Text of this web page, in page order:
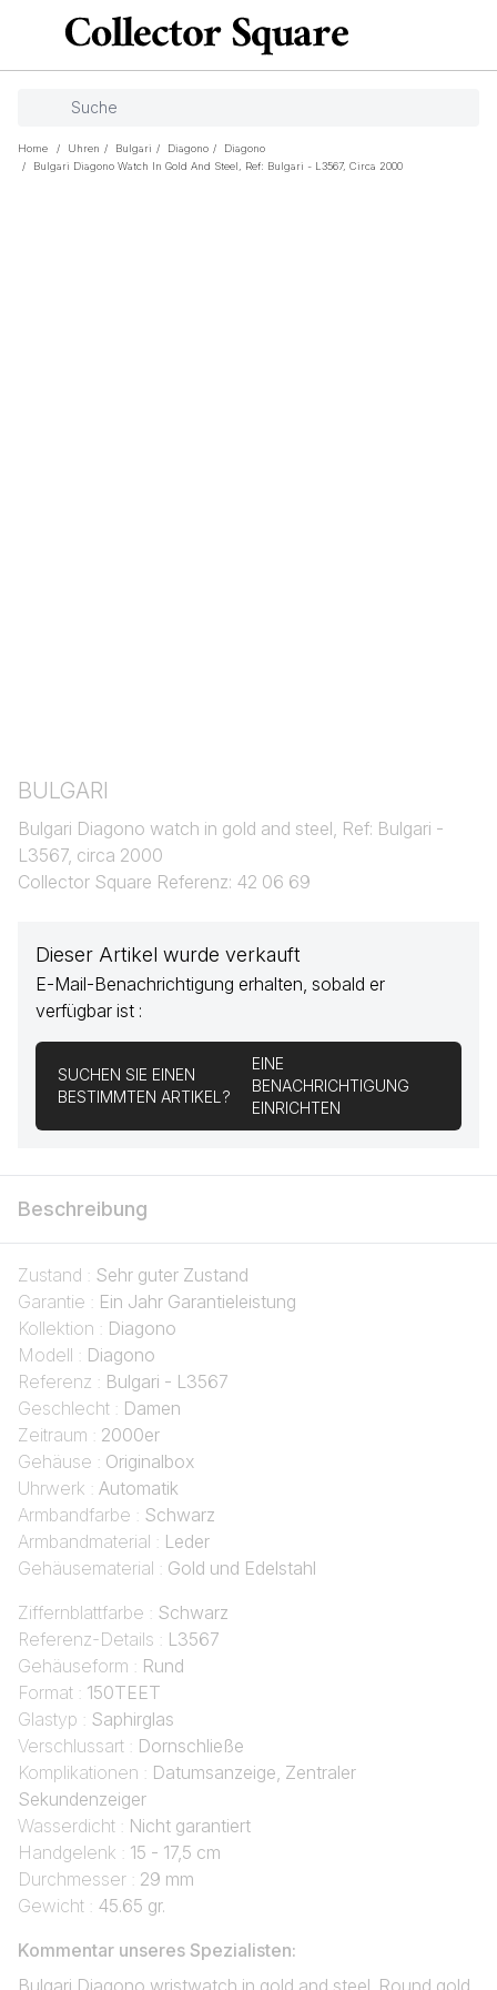
Home / Uhren / Bulgari / Diagono /
Diagono
/
Bulgari Diagono Watch In Gold And Steel, Ref: Bulgari - L3567, Circa 2000
BULGARI
Bulgari Diagono watch in gold and steel, Ref: Bulgari -
L3567, circa 2000
Collector Square Referenz: 42 06 69
Dieser Artikel wurde verkauft
E-Mail-Benachrichtigung erhalten, sobald er
verfügbar ist :
SUCHEN SIE EINEN
BESTIMMTEN ARTIKEL?
EINE
BENACHRICHTIGUNG
EINRICHTEN
Beschreibung
Zustand : Sehr guter Zustand
Garantie : Ein Jahr Garantieleistung
Kollektion : Diagono
Modell : Diagono
Referenz : Bulgari - L3567
Geschlecht : Damen
Zeitraum : 2000er
Gehäuse : Originalbox
Uhrwerk : Automatik
Armbandfarbe : Schwarz
Armbandmaterial : Leder
Gehäusematerial : Gold und Edelstahl
Ziffernblattfarbe : Schwarz
Referenz-Details : L3567
Gehäuseform : Rund
Format : 150TEET
Glastyp : Saphirglas
Verschlussart : Dornschließe
Komplikationen : Datumsanzeige, Zentraler
Sekundenzeiger
Wasserdicht : Nicht garantiert
Handgelenk : 15 - 17,5 cm
Durchmesser : 29 mm
Gewicht : 45.65 gr.
Kommentar unseres Spezialisten: